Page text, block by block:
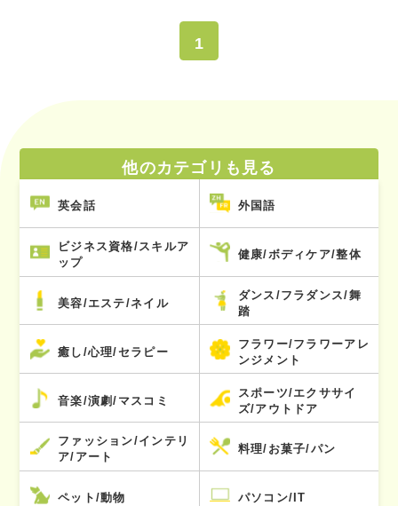
1
他のカテゴリも見る
英会話 外国語
ビジネス資格/スキルア
ップ
健康/ボディケア/整体
美容/エステ/ネイル
ダンス/フラダンス/舞
踏
癒し/心理/セラピー
フラワー/フラワーアレ
ンジメント
音楽/演劇/マスコミ
スポーツ/エクササイ
ズ/アウトドア
ファッション/インテリ
ア/アート
料理/お菓子/パン
ペット/動物 パソコン/IT